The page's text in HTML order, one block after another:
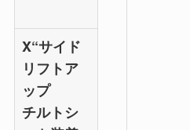
X“サイド
リフトア
ップ
チルトシ